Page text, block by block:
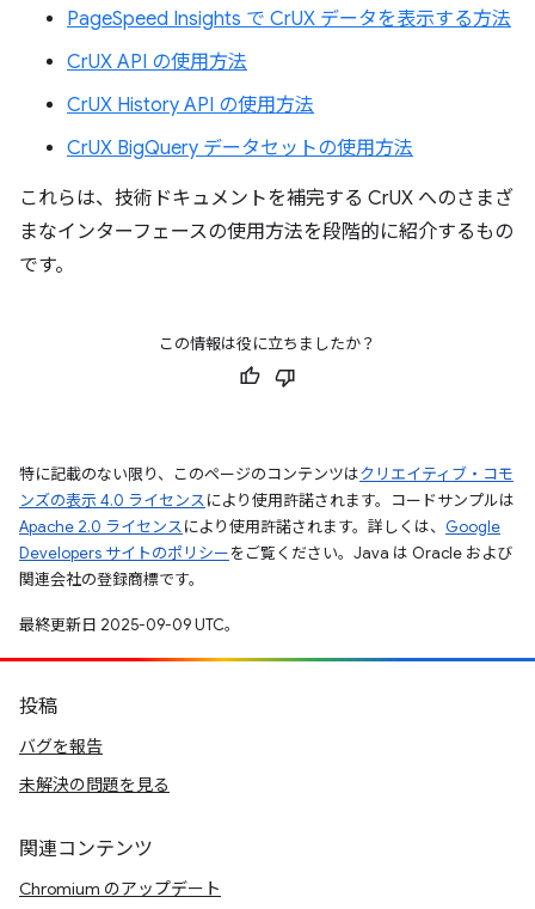
PageSpeed Insights で CrUX データを表示する方法
CrUX API の使用方法
CrUX History API の使用方法
CrUX BigQuery データセットの使用方法
これらは、技術ドキュメントを補完する CrUX へのさまざ
まなインターフェースの使用方法を段階的に紹介するもの
です。
この情報は役に立ちましたか？
特に記載のない限り、このページのコンテンツはクリエイティブ・コモ
ンズの表示 4.0 ライセンスにより使用許諾されます。コードサンプルは
Apache 2.0 ライセンスにより使用許諾されます。詳しくは、 Google
Developers サイトのポリシーをご覧ください。Java は Oracle および
関連会社の登録商標です。
最終更新日 2025-09-09 UTC。
投稿
バグを報告
未解決の問題を見る
関連コンテンツ
Chromium のアップデート